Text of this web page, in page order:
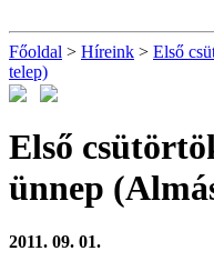
Főoldal > Híreink > Első
telep)
Első
ünnep
2011. 09. 01.